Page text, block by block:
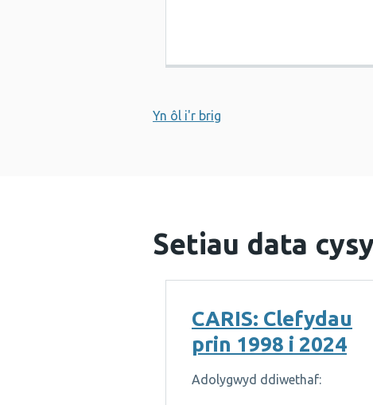
Yn ôl i'r brig
Setiau data
CARIS: Clefydau
prin 1998 i 2024
Adolygwyd ddiwethaf: